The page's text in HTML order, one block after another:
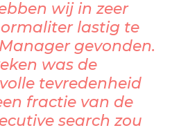
wij in zeer
lastig te
gevonden.
was de
tevredenheid
fractie van de
search zou